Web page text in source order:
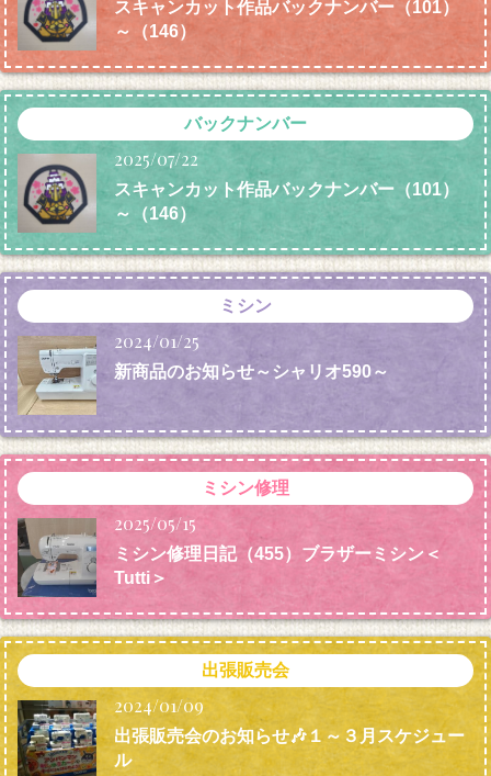
スキャンカット作品バックナンバー（101）
～（146）
バックナンバー
2025/07/22
スキャンカット作品バックナンバー（101）
～（146）
ミシン
2024/01/25
新商品のお知らせ～シャリオ590～
ミシン修理
2025/05/15
ミシン修理日記（455）ブラザーミシン＜
Tutti＞
出張販売会
2024/01/09
出張販売会のお知らせ🎶１～３月スケジュー
ル